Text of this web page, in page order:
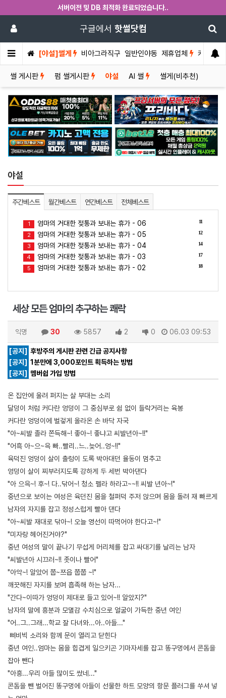
서버이전 및 DB 최적화 완료되었습니다..
구글에서 핫썰닷컴
[야설]썰게 비아그라직구 일반인야동 제휴업체 커뮤니티
썰 게시판 펌 썰게시판 야설 AI 썰 썰게(비추천)
야설
주간베스트 월간베스트 연간베스트 전체베스트
11
1 엄마의 거대한 젖통과 보내는 휴가 - 06
12
2 엄마의 거대한 젖통과 보내는 휴가 - 05
14
3 엄마의 거대한 젖통과 보내는 휴가 - 04
17
4 엄마의 거대한 젖통과 보내는 휴가 - 03
18
5 엄마의 거대한 젖통과 보내는 휴가 - 02
세상 모든 엄마의 추구하는 쾌락
익명 30 5857 2 0 06.03 09:53
[공지] 후방주의 게시판 관련 긴급 공지사항
[공지] 1분만에 3,000포인트 획득하는 방법
[공지]
멤버쉽 가입 방법
온 집안에 울려 퍼지는 살 부대는 소리
달덩이 처럼 커다란 엉덩이 그 중심부로 쉼 없이 들락거리는 육봉
커다란 엉덩이에 벌겋게 올라온 손 바닥 자국
"아~씨발 졸라 쫀득해~! 좋아~! 좋냐고 씨발년아~!!"
"어흑 아~으~윽 빠..빨리..느..늦어..엉~!!"
육덕진 엉덩이 살이 출렁이 도록 박아대던 율동이 멈추고
엉덩이 살이 찌부러지도록 강하게 두 세번 박아댄다
"아 으윽~! 후~! 다..닦어~! 청소 펠라 하라고~~!! 씨발 년아~!"
중년으로 보이는 여성은 육던진 몸을 철퍼덕 주저 앉으며 몸을 돌려 재 빠르게
남자의 자지를 잡고 정성스럽게 빨아 댄다
"아~씨발 재대로 닦아~! 오늘 영선이 따먹어야 한다고~!"
"미자랑 헤어진거야?"
중년 여성의 말이 끝나기 무섭게 머리체를 잡고 싸대기를 날리는 남자
"씨발년아 시끄러~!! 좃이나 빨어"
"아악~! 알았어 쭙~쯔읍 쭙쭙 ~!"
깨끗해진 자지를 보며 흡족해 하는 남자...
"간다~이따가 엉덩이 제대로 들고 있어~!! 알았지?"
남자의 말에 흥분과 모멸감 수치심으로 얼굴이 가득한 중년 여인
"어..그..그래...학교 잘 다녀와...아..아들..."
삐비빅 소리와 함께 문이 열리고 닫힌다
중년 여인..엄마는 몸을 힙겹게 일으키곤 기마자세를 잡고 똥구멍에서 콘돔을
잡아 뺀다
"아흥...우리 아들 많이도 쌌네..."
콘돔을 뺀 벌어진 똥구멍에 아들이 선물한 하트 모양의 항문 플러그를 쑤셔 넣